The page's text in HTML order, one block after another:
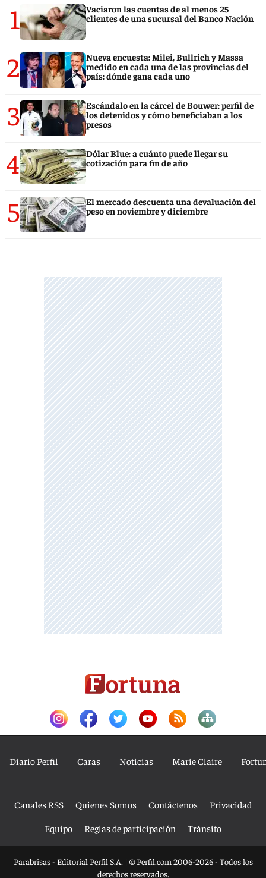
1
Vaciaron las cuentas de al menos 25
clientes de una sucursal del Banco Nación
2
Nueva encuesta: Milei, Bullrich y Massa
medido en cada una de las provincias del
país: dónde gana cada uno
3
Escándalo en la cárcel de Bouwer: perfil de
los detenidos y cómo beneficiaban a los
presos
4
Dólar Blue: a cuánto puede llegar su
cotización para fin de año
5
El mercado descuenta una devaluación del
peso en noviembre y diciembre
Diario Perfil Caras Noticias Marie Claire
Canales RSS Quienes Somos Contáctenos
Privacidad
Equipo
Reglas de participación Tránsito
Parabrisas - Editorial Perfil S.A. | © Perfil.com 2006-2026 - Todos los
derechos reservados.